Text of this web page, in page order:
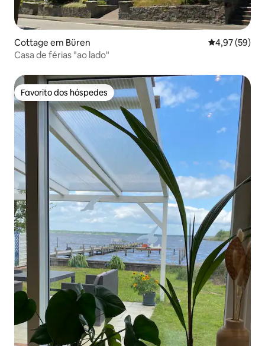
Cottage em Büren Classificação
4,97 (59)
Casa de férias "ao lado"
Favorito dos hóspedes
Favorito dos hóspedes